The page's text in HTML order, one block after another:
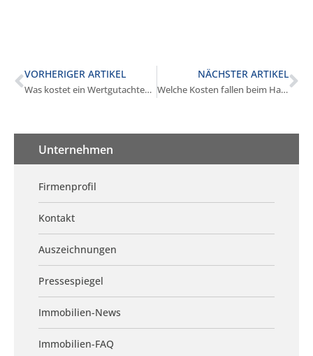
VORHERIGER ARTIKEL
Was kostet ein Wertgutachten in Gräfelfing?
NÄCHSTER ARTIKEL
Welche Kosten fallen beim Hausverkauf in Gräfelfing an?
Unternehmen
Firmenprofil
Kontakt
Auszeichnungen
Pressespiegel
Immobilien-News
Immobilien-FAQ